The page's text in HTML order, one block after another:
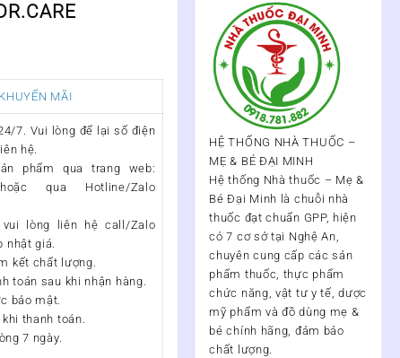
MÃI
7. Vui lòng để lại số điện
hệ.
phẩm qua trang web:
hoặc qua Hotline/Zalo
lòng liên hệ call/Zalo
nhật giá.
kết chất lượng.
toán sau khi nhận hàng.
bảo mật.
thanh toán.
7 ngày.
HỆ THỐNG NHÀ THUỐC –
MẸ & BÉ ĐẠI MINH
Hệ thống Nhà thuốc – Mẹ &
Bé Đại Minh là chuỗi nhà
thuốc đạt chuẩn GPP, hiện
có7 cơ sở tại Nghệ An,
chuyên cung cấp các sản
phẩm thuốc, thực phẩm
chức năng, vật tư y tế, dược
mỹ phẩm và đồ dùng mẹ &
bé chính hãng, đảm bảo
chất lượng.